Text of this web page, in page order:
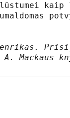
A. Mackaus